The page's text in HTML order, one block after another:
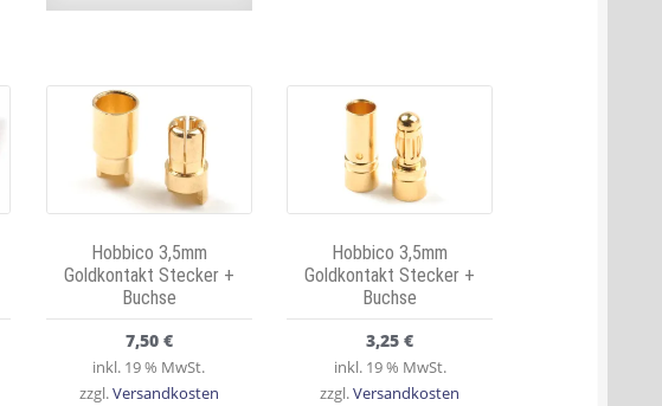
Hobbico 3,5mm
Goldkontakt Stecker +
Buchse
7,50 €
inkl. 19 % MwSt.
zzgl.Versandkosten
Hobbico 3,5mm
Goldkontakt Stecker +
Buchse
3,25€
inkl. 19 % MwSt.
zzgl.Versandkosten